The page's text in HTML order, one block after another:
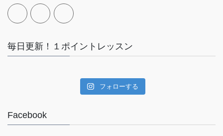
毎日更新！１ポイントレッスン
フォローする
Facebook